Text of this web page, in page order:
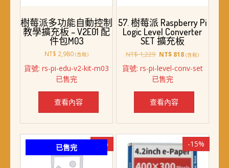
樹莓派多功能自動控制
教學擴充板 – V2E01 配
件包M03
NT$ 2,980 (含稅)
貨號: rs-pi-edu-v2-kit-m03
已售完
查看內容
57. 樹莓派 Raspberry Pi
Logic Level Converter
SET 擴充板
NT$1,229 原
價
格：
NT$ 1,229。
NT$ 818目
價
NT$ 818。
(含稅)
貨號: rs-pi-level-conv-set
已售完
查看內容
已售完 -7% -15%